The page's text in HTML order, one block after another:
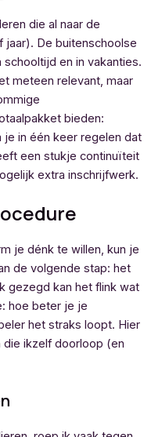
die al naar de
jaar). De buitenschoolse
en in vakanties.
meteen relevant, maar
bieden:
je in één keer regelen dat
een stukje continuïteit
extra inschrijfwerk.
je dénk te willen, kun je
de volgende stap: het
gezegd kan het flink wat
hoe beter je je
het straks loopt. Hier
ikzelf doorloop (en